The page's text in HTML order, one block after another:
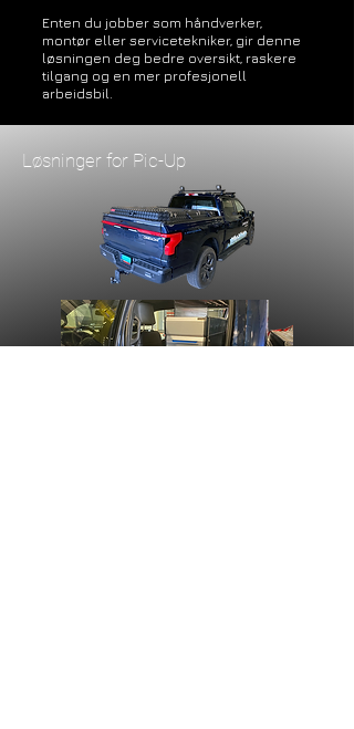
Enten du jobber som håndverker,
montør eller servicetekniker, gir denne
løsningen deg bedre oversikt, raskere
tilgang og en mer profesjonell
arbeidsbil.
Løsninger for Pic-Up